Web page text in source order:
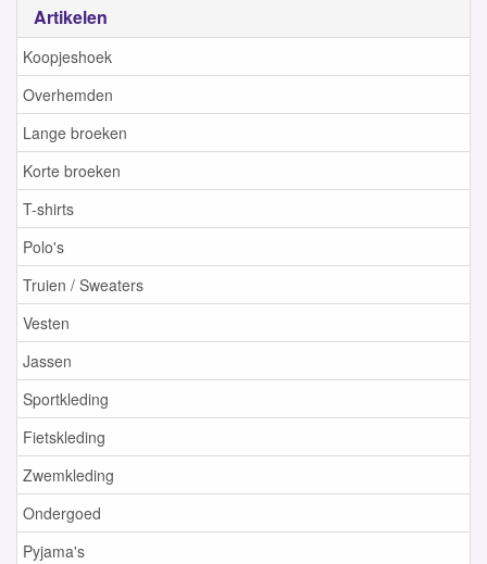
Artikelen
Koopjeshoek
Overhemden
Lange broeken
Korte broeken
T-shirts
Polo's
Truien / Sweaters
Vesten
Jassen
Sportkleding
Fietskleding
Zwemkleding
Ondergoed
Pyjama's